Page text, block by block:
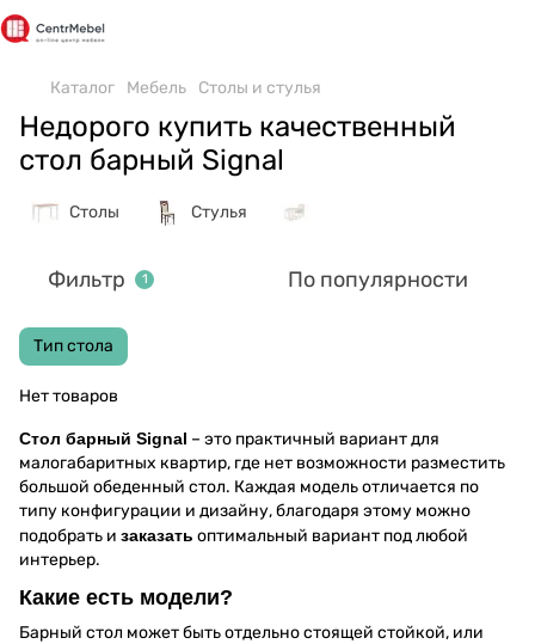
Каталог Мебель Столы и стулья
Недорого купить качественный
стол барный Signal
Столы Стулья
Фильтр 1 По популярности
Тип стола
Нет товаров
Стол барный Signal – это практичный вариант для
малогабаритных квартир, где нет возможности разместить
большой обеденный стол. Каждая модель отличается по
типу конфигурации и дизайну, благодаря этому можно
подобрать и заказать оптимальный вариант под любой
интерьер.
Какие есть модели?
Барный стол может быть отдельно стоящей стойкой, или